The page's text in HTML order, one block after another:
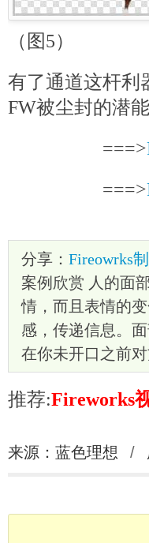
（图5）
有了通道这杆利
FW被尘封的潜能
===>
===>
分享： Fireowrks
案例欣赏 人的面
情，而且表情的
感，传递信息。
在你未开口之前
推荐:Fireworks
来源：蓝色理想 /